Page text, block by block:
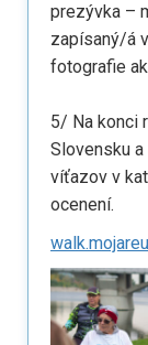
prezývka –
zapísaný/á
fotografie
5/ Na konci
Slovensku
víťazov v
ocenení.